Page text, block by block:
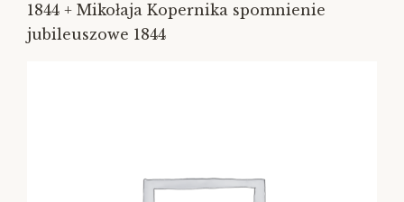
1844 + Mikołaja Kopernika spomnienie
jubileuszowe 1844